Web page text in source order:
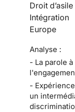
Droit d’asile
Intégration
Europe
Analyse :
- La parole
-
un